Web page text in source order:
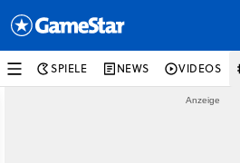
SPIELE NEWS VIDEOS